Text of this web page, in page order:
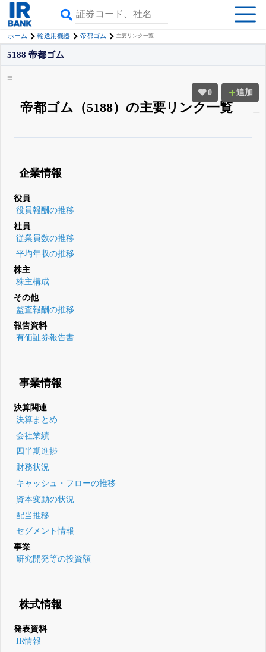
ホーム 輸送用機器 帝都ゴム 主要リンク一覧
0 追加
5188 帝都ゴム
帝都ゴム（5188）の主要リンク一覧
登録すると永久30%OFFと米株版の先行利用も付きます
企業情報
役員
役員報酬の推移
社員
従業員数の推移
平均年収の推移
株主
株主構成
その他
監査報酬の推移
報告資料
有価証券報告書
事業情報
決算関連
決算まとめ
会社業績
四半期進捗
財務状況
キャッシュ・フローの推移
資本変動の状況
配当推移
セグメント情報
事業
研究開発等の投資額
株式情報
発表資料
IR情報